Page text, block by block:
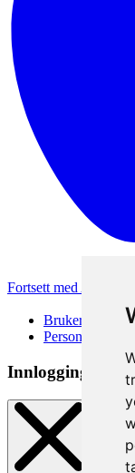
Fortsett med Apple
Brukervilkår